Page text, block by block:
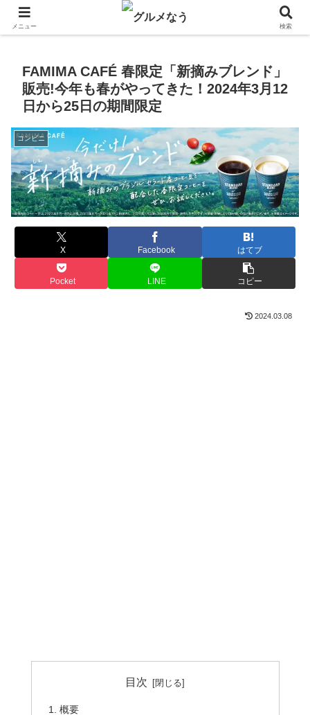
飲食店キャンペーン・食品飲料お菓子新発売のグルメニュース。
FAMIMA CAFÉ 春限定「新摘みブレンド」
販売!今年も春がやってきた！2024年3月12
日から25日の期間限定
コンビニ
X Facebook はてブ
Pocket LINE コピー
2024.03.08
目次
概要
メニュー 検索